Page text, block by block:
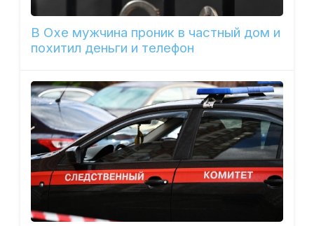
В Охе мужчина проник в частный дом и
похитил деньги и телефон